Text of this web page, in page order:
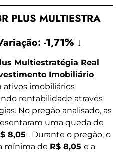
PLUS MULTIESTRA
-1,71% ↓
Multiestratégia Real
Imobiliário
ativos imobiliários
rentabilidade através
No pregão analisado, as
uma queda de
8,05 . Durante o pregão, o
mínima de R$ 8,05 e a